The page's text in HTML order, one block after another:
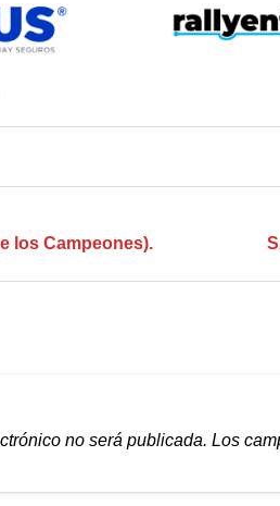
los Campeones).
no será publicada. Los